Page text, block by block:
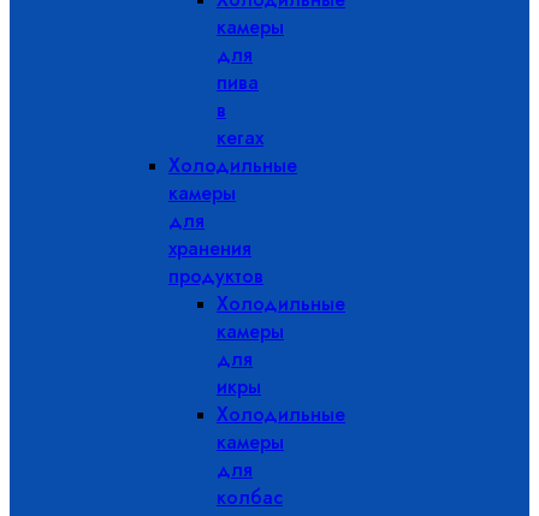
камеры
для
пива
в
кегах
Холодильные
камеры
для
хранения
продуктов
Холодильные
камеры
для
икры
Холодильные
камеры
для
колбас